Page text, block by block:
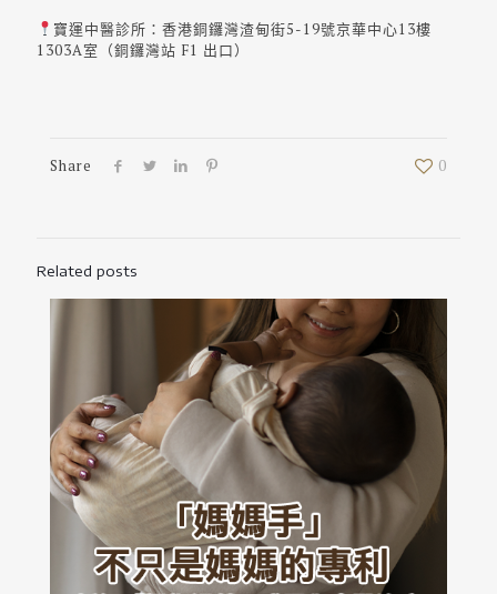
寶運中醫診所：香港銅鑼灣渣甸街5-19號京華中心13樓
1303A室（銅鑼灣站 F1 出口）
Share 0
Related posts